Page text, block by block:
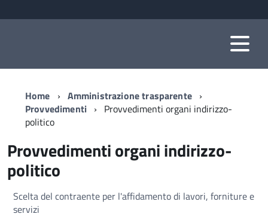
Home
Amministrazione trasparente
Provvedimenti
Provvedimenti organi indirizzo-
politico
Provvedimenti organi indirizzo-
politico
Scelta del contraente per l'affidamento di lavori, forniture e
servizi